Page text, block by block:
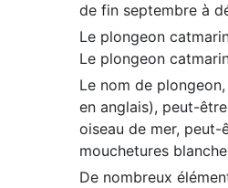
de fin septembre à
Le plongeon
Le plongeon
Le nom de
en anglais), peut-
oiseau de mer, peut-
mouchetures
De nombreux